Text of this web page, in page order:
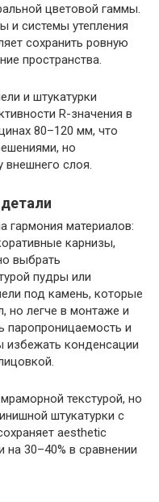
цветовой гаммы.
и системы утепления
сохранить ровную
пространства.
и штукатурки
R-значения в
80–120 мм, что
но
слоя.
гармония материалов:
карнизы,
выбрать
пудры или
под камень, которые
но легче в монтаже и
паропроницаемость и
избежать конденсации
текстурой, но
штукатурки с
aesthetic
на 30–40% в сравнении